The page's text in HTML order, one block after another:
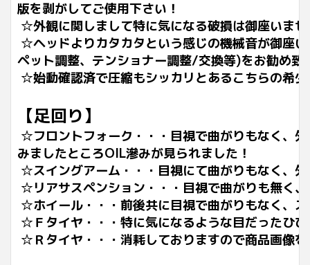
版を剥がしてご使用下さい！
☆外観に関しまして特に気になる破損は御座いま
☆ヘッドよりカタカタという感じの機械音が御座
ペット調整、テンショナー調整/交換等)をお勧め致
☆始動確認済で圧縮もシッカリとあるこちらの希
【足回り】
☆フロントフォーク・・・目視で曲がりもなく、
みましたところOIL滲みが見られました！
☆スイングアーム・・・目視にて曲がりもなく、
☆リアサスペンション・・・目視で曲がりも無く
☆ホイール・・・前後共に目視で曲がりもなく、
☆Ｆタイヤ・・・特に気になるような目だったひ
☆Ｒタイヤ・・・消耗しておりますので商品画像